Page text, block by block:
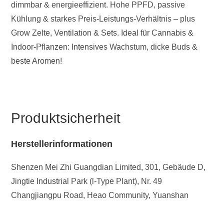
dimmbar & energieeffizient. Hohe PPFD, passive
Kühlung & starkes Preis-Leistungs-Verhältnis – plus
Grow Zelte, Ventilation & Sets. Ideal für Cannabis &
Indoor-Pflanzen: Intensives Wachstum, dicke Buds &
beste Aromen!
Produktsicherheit
Herstellerinformationen
Shenzen Mei Zhi Guangdian Limited, 301, Gebäude D,
Jingtie Industrial Park (l-Type Plant), Nr. 49
Changjiangpu Road, Heao Community, Yuanshan